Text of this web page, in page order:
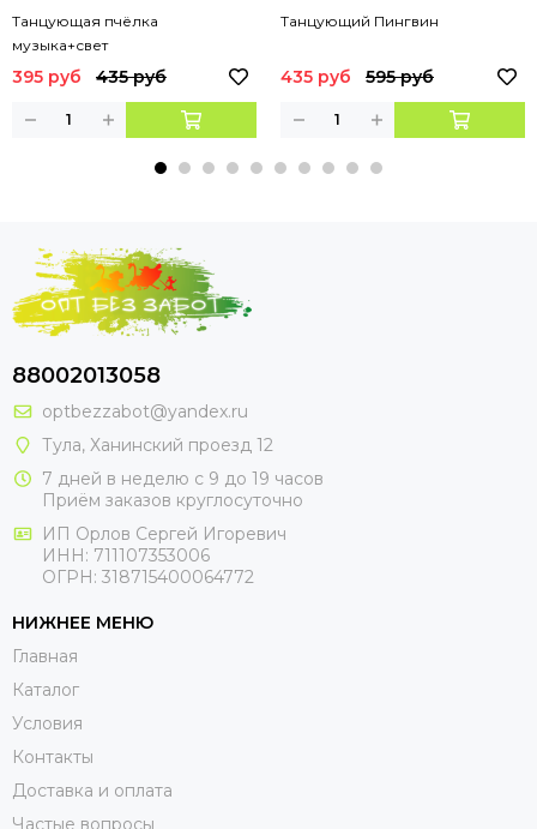
Танцующая пчёлка
музыка+свет
395 руб 435 руб
Танцующий Пингвин
435 руб 595 руб
88002013058
optbezzabot@yandex.ru
Тула, Ханинский проезд 12
7 дней в неделю с 9 до 19 часов
Приём заказов круглосуточно
ИП Орлов Сергей Игоревич
ИНН: 711107353006
ОГРН: 318715400064772
НИЖНЕЕ МЕНЮ
Главная
Каталог
Условия
Контакты
Доставка и оплата
Частые вопросы